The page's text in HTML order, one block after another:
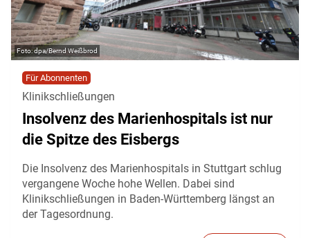
dpa/Bernd Weißbrod
Für Abonnenten
Klinikschließungen
Insolvenz des Marienhospitals ist nur
die Spitze des Eisbergs
Die Insolvenz des Marienhospitals in Stuttgart schlug
vergangene Woche hohe Wellen. Dabei sind
Klinikschließungen in Baden-Württemberg längst an
der Tagesordnung.